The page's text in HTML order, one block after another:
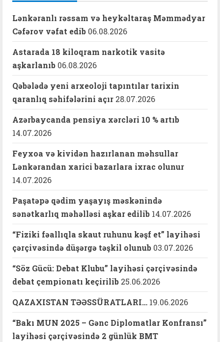
Lənkəranlı rəssam və heykəltaraş Məmmədyar
Cəfərov vəfat edib 06.08.2026
Astarada 18 kiloqram narkotik vasitə
aşkarlanıb 06.08.2026
Qəbələdə yeni arxeoloji tapıntılar tarixin
qaranlıq səhifələrini açır 28.07.2026
Azərbaycanda pensiya xərcləri 10 % artıb
14.07.2026
Feyxoa və kividən hazırlanan məhsullar
Lənkərandan xarici bazarlara ixrac olunur
14.07.2026
Paşatəpə qədim yaşayış məskənində
sənətkarlıq məhəlləsi aşkar edilib 14.07.2026
“Fiziki fəallıqla skaut ruhunu kəşf et” layihəsi
çərçivəsində düşərgə təşkil olunub 03.07.2026
“Söz Gücü: Debat Klubu” layihəsi çərçivəsində
debat çempionatı keçirilib 25.06.2026
QAZAXISTAN TƏƏSSÜRATLARI… 19.06.2026
“Bakı MUN 2025 – Gənc Diplomatlar Konfransı”
layihəsi çərçivəsində 2 günlük BMT